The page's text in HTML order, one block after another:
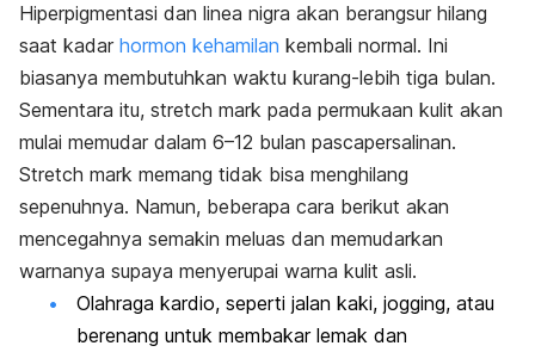
Hiperpigmentasi dan linea nigra akan berangsur hilang
saat kadar hormon kehamilan kembali normal. Ini
biasanya membutuhkan waktu kurang-lebih tiga bulan.
Sementara itu, stretch mark pada permukaan kulit akan
mulai memudar dalam 6–12 bulan pascapersalinan.
Stretch mark memang tidak bisa menghilang
sepenuhnya. Namun, beberapa cara berikut akan
mencegahnya semakin meluas dan memudarkan
warnanya supaya menyerupai warna kulit asli.
Olahraga kardio, seperti jalan kaki, jogging, atau
berenang untuk membakar lemak dan